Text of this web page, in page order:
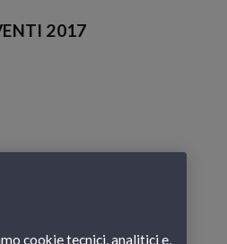
2017
cookie tecnici, analitici e,